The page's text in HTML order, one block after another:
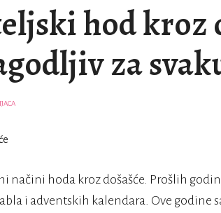
hod kroz
za
načini hoda kroz došašće. Prošlih
i adventskih kalendara. Ove godine